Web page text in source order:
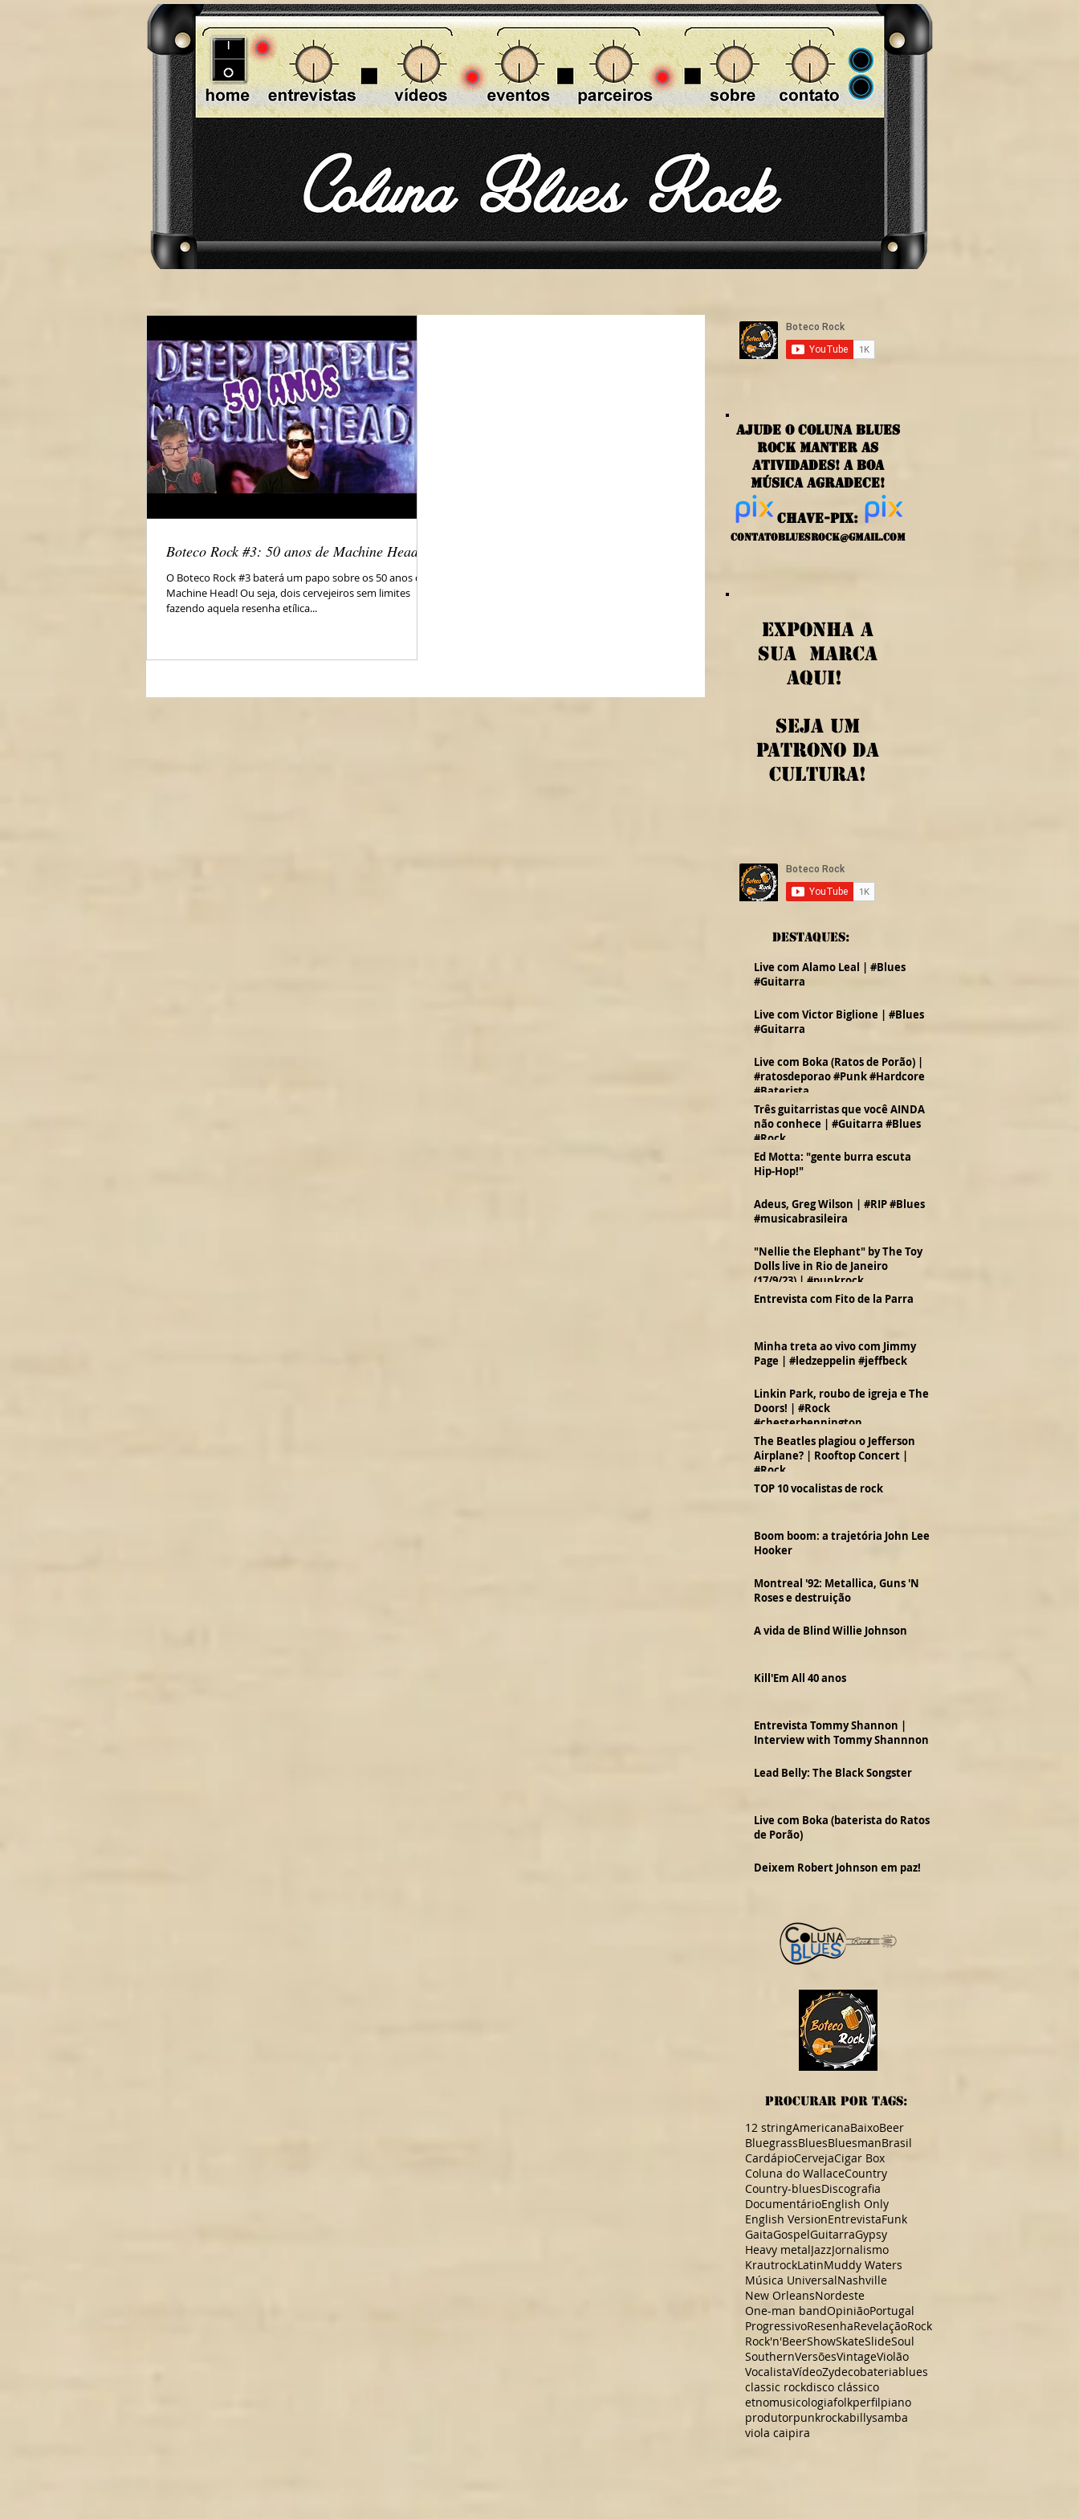
Boteco Rock #3: 50 anos de Machine Head
O Boteco Rock #3 baterá um papo sobre os 50 anos do
Machine Head! Ou seja, dois cervejeiros sem limites
fazendo aquela resenha etílica...
ajude o coluna blues
rock manter as
atividades! a boa
música agradece!
chave-PIX:
contatobluesrock@gmail.com
exponha a
sua marca
aqui!
Seja um
patrono da
cultura!
Destaques:
Live com Alamo Leal | #Blues
#Guitarra
Live com Victor Biglione | #Blues
#Guitarra
Live com Boka (Ratos de Porão) |
#ratosdeporao #Punk #Hardcore
#Baterista
Três guitarristas que você AINDA
não conhece | #Guitarra #Blues
#Rock
Ed Motta: "gente burra escuta
Hip-Hop!"
Adeus, Greg Wilson | #RIP #Blues
#musicabrasileira
"Nellie the Elephant" by The Toy
Dolls live in Rio de Janeiro
(17/9/23) | #punkrock
Entrevista com Fito de la Parra
Minha treta ao vivo com Jimmy
Page | #ledzeppelin #jeffbeck
Linkin Park, roubo de igreja e The
Doors! | #Rock
#chesterbennington
The Beatles plagiou o Jefferson
Airplane? | Rooftop Concert |
#Rock
TOP 10 vocalistas de rock
Boom boom: a trajetória John Lee
Hooker
Montreal '92: Metallica, Guns 'N
Roses e destruição
A vida de Blind Willie Johnson
Kill'Em All 40 anos
Entrevista Tommy Shannon |
Interview with Tommy Shannnon
Lead Belly: The Black Songster
Live com Boka (baterista do Ratos
de Porão)
Deixem Robert Johnson em paz!
procurar por TAGS:
12 stringAmericanaBaixoBeer
BluegrassBluesBluesmanBrasil
CardápioCervejaCigar Box
Coluna do WallaceCountry
Country-bluesDiscografia
DocumentárioEnglish Only
English VersionEntrevistaFunk
GaitaGospelGuitarraGypsy
Heavy metalJazzJornalismo
KrautrockLatinMuddy Waters
Música UniversalNashville
New OrleansNordeste
One-man bandOpiniãoPortugal
ProgressivoResenhaRevelaçãoRock
Rock'n'BeerShowSkateSlideSoul
SouthernVersõesVintageViolão
VocalistaVídeoZydecobateriablues
classic rockdisco clássico
etnomusicologiafolkperfilpiano
produtorpunkrockabillysamba
viola caipira